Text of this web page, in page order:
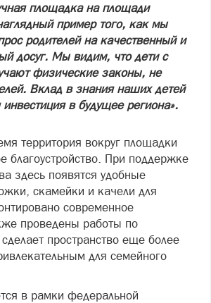
площадка на площади
пример того, как мы
родителей на качественный и
досуг. Мы видим, что дети с
физические законы, не
Вклад в знания наших детей
в будущее региона».
территория вокруг площадки
благоустройство. При поддержке
здесь появятся удобные
скамейки и качели для
современное
проведены работы по
пространство еще более
для семейного
в рамки федеральной